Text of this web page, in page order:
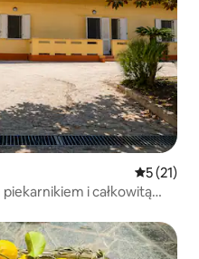
Średnia
5 (21)
i całkowitą